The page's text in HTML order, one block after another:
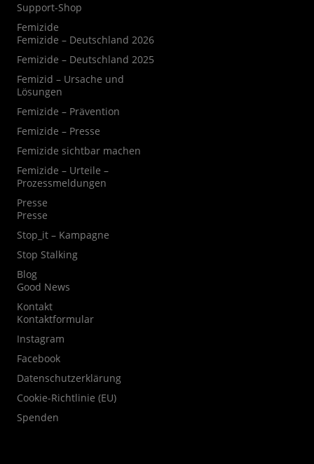
Support-Shop
Femizide
Femizide – Deutschland 2026
Femizide – Deutschland 2025
Femizid – Ursache und
Lösungen
Femizide – Prävention
Femizide – Presse
Femizide sichtbar machen
Femizide – Urteile –
Prozessmeldungen
Presse
Presse
Stop_it – Kampagne
Stop Stalking
Blog
Good News
Kontakt
Kontaktformular
Instagram
Facebook
Datenschutzerklärung
Cookie-Richtlinie (EU)
Spenden